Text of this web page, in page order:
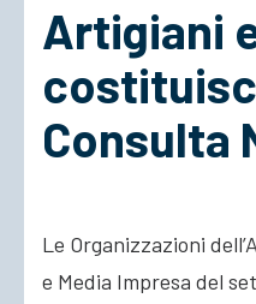
Cosa Facciamo
Artigiani
Consulta
Le Organizzazioni
e Media Impresa del